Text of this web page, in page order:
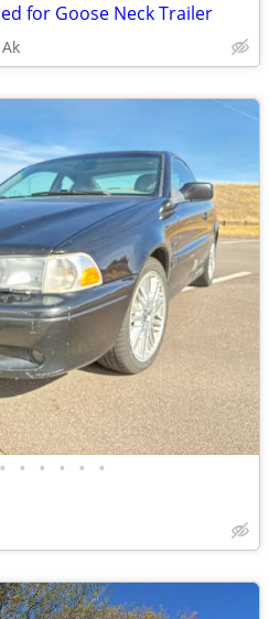
for Goose Neck Trailer
• • • • • •